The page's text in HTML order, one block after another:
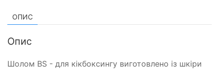
ОПИС
Опис
Шолом BS - для кікбоксингу виготовлено із шкіри